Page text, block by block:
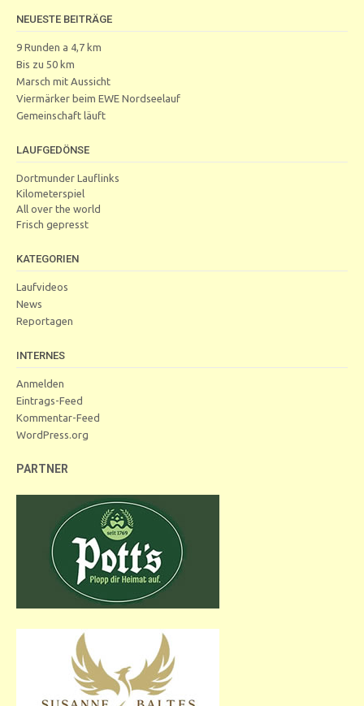
NEUESTE BEITRÄGE
9 Runden a 4,7 km
Bis zu 50 km
Marsch mit Aussicht
Viermärker beim EWE Nordseelauf
Gemeinschaft läuft
LAUFGEDÖNSE
Dortmunder Lauflinks
Kilometerspiel
All over the world
Frisch gepresst
KATEGORIEN
Laufvideos
News
Reportagen
INTERNES
Anmelden
Eintrags-Feed
Kommentar-Feed
WordPress.org
PARTNER